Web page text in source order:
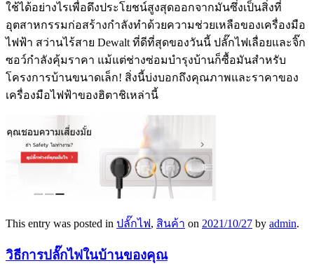
ใช้ได้อย่างไรเพื่อดึงประโยชน์สูงสุดออกจากมันซึ่งเป็นสิ่งที่
อุตสาหกรรมก่อสร้างกำลังทำด้วยความช่วยเหลือของเครื่องมือ
ไฟฟ้า สว่านไร้สาย Dewalt ที่ดีที่สุดของวันนี้ ปลั๊กไฟเลื่อยและจิ๊ก
ซอว์กำลังคุ้มราคา แม้แต่ช่างซ่อมบำรุงบ้านก็ซื้อมันสำหรับ
โครงการบ้านขนาดเล็ก! สิ่งนี้บ่งบอกถึงคุณภาพและราคาของ
เครื่องมือไฟฟ้าของฮิตาชิเหล่านี้
This entry was posted in ปลั๊กไฟ, สินค้า on 2021/10/27 by admin.
วิธีการปลั๊กไฟในบ้านของคุณ